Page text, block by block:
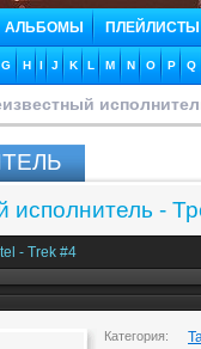
АЛЬБОМЫ ПЛЕЙЛИСТЫ
G H I J K L M N O P Q
исполнитель -
- Trek #4
Категория: